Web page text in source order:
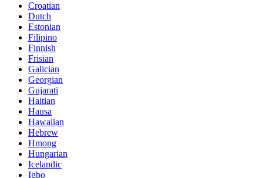
Croatian
Dutch
Estonian
Filipino
Finnish
Frisian
Galician
Georgian
Gujarati
Haitian
Hausa
Hawaiian
Hebrew
Hmong
Hungarian
Icelandic
Igbo